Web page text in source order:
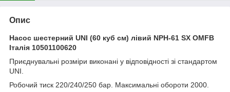
Опис
Насос шестерний UNI (60 куб см) лівий NPH-61 SX OMFB
Італія 10501100620
Приєднувальні розміри виконані у відповідності зі стандартом
UNI.
Робочий тиск 220/240/250 бар. Максимальні обороти 2000.